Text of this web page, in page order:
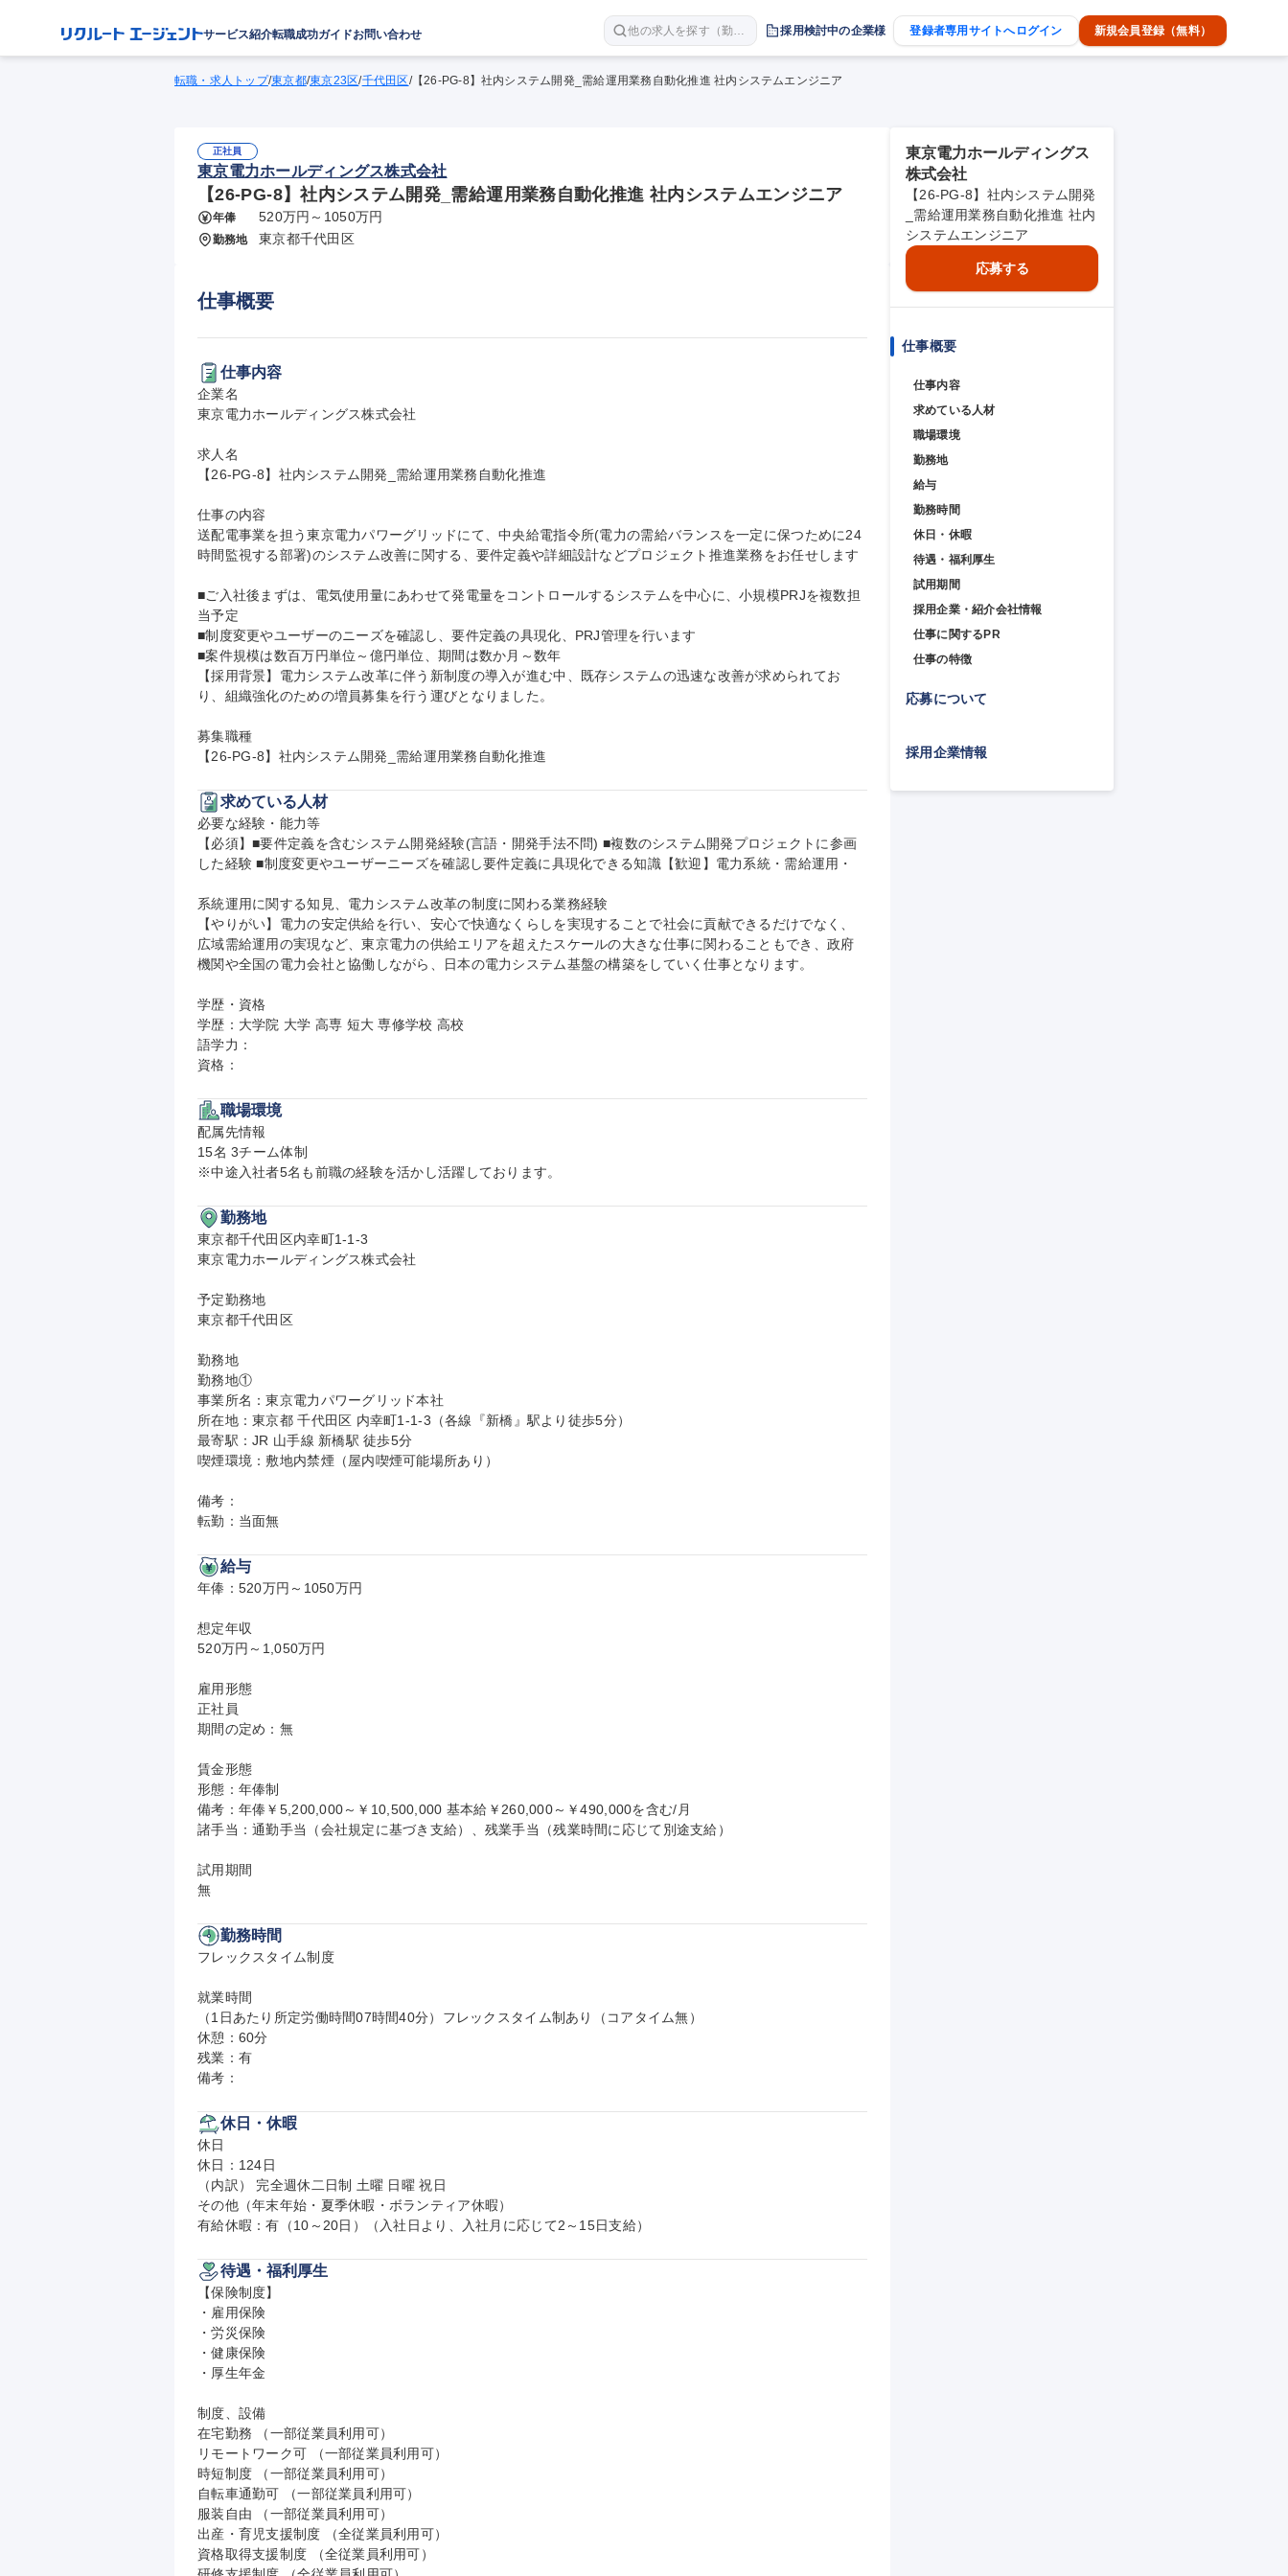
サービス紹介転職成功ガイドお問い合わせ
他の求人を探す（勤務
地 職種 年収など）
採用検討中の企業様 登録者専用サイトへログイン 新規会員登録（無料）
転職・求人トップ/東京都/東京23区/千代田区/【26-PG-8】社内システム開発_需給運用業務自動化推進 社内システムエンジニア
正社員
東京電力ホールディングス株式会社
【26-PG-8】社内システム開発_需給運用業務自動化推進 社内システムエンジニア
年俸 520万円～1050万円
勤務地 東京都千代田区
仕事概要
仕事内容
企業名
東京電力ホールディングス株式会社
求人名
【26-PG-8】社内システム開発_需給運用業務自動化推進
仕事の内容
送配電事業を担う東京電力パワーグリッドにて、中央給電指令所(電力の需給バランスを一定に保つために24
時間監視する部署)のシステム改善に関する、要件定義や詳細設計などプロジェクト推進業務をお任せします
■ご入社後まずは、電気使用量にあわせて発電量をコントロールするシステムを中心に、小規模PRJを複数担
当予定
■制度変更やユーザーのニーズを確認し、要件定義の具現化、PRJ管理を行います
■案件規模は数百万円単位～億円単位、期間は数か月～数年
【採用背景】電力システム改革に伴う新制度の導入が進む中、既存システムの迅速な改善が求められてお
り、組織強化のための増員募集を行う運びとなりました。
募集職種
【26-PG-8】社内システム開発_需給運用業務自動化推進
求めている人材
必要な経験・能力等
【必須】■要件定義を含むシステム開発経験(言語・開発手法不問) ■複数のシステム開発プロジェクトに参画
した経験 ■制度変更やユーザーニーズを確認し要件定義に具現化できる知識【歓迎】電力系統・需給運用・
系統運用に関する知見、電力システム改革の制度に関わる業務経験
【やりがい】電力の安定供給を行い、安心で快適なくらしを実現することで社会に貢献できるだけでなく、
広域需給運用の実現など、東京電力の供給エリアを超えたスケールの大きな仕事に関わることもでき、政府
機関や全国の電力会社と協働しながら、日本の電力システム基盤の構築をしていく仕事となります。
学歴・資格
学歴：大学院 大学 高専 短大 専修学校 高校
語学力：
資格：
職場環境
配属先情報
15名 3チーム体制
※中途入社者5名も前職の経験を活かし活躍しております。
勤務地
東京都千代田区内幸町1-1-3
東京電力ホールディングス株式会社
予定勤務地
東京都千代田区
勤務地
勤務地①
事業所名：東京電力パワーグリッド本社
所在地：東京都 千代田区 内幸町1-1-3（各線『新橋』駅より徒歩5分）
最寄駅：JR 山手線 新橋駅 徒歩5分
喫煙環境：敷地内禁煙（屋内喫煙可能場所あり）
備考：
転勤：当面無
給与
年俸：520万円～1050万円
想定年収
520万円～1,050万円
雇用形態
正社員
期間の定め：無
賃金形態
形態：年俸制
備考：年俸￥5,200,000～￥10,500,000 基本給￥260,000～￥490,000を含む/月
諸手当：通勤手当（会社規定に基づき支給）、残業手当（残業時間に応じて別途支給）
試用期間
無
勤務時間
フレックスタイム制度
就業時間
（1日あたり所定労働時間07時間40分）フレックスタイム制あり（コアタイム無）
休憩：60分
残業：有
備考：
休日・休暇
休日
休日：124日
（内訳） 完全週休二日制 土曜 日曜 祝日
その他（年末年始・夏季休暇・ボランティア休暇）
有給休暇：有（10～20日）（入社日より、入社月に応じて2～15日支給）
待遇・福利厚生
【保険制度】
・雇用保険
・労災保険
・健康保険
・厚生年金
制度、設備
在宅勤務 （一部従業員利用可）
リモートワーク可 （一部従業員利用可）
時短制度 （一部従業員利用可）
自転車通勤可 （一部従業員利用可）
服装自由 （一部従業員利用可）
出産・育児支援制度 （全従業員利用可）
資格取得支援制度 （全従業員利用可）
東京電力ホールディングス
株式会社
【26-PG-8】社内システム開発
_需給運用業務自動化推進 社内
システムエンジニア
応募する
仕事概要
仕事内容
求めている人材
職場環境
勤務地
給与
勤務時間
休日・休暇
待遇・福利厚生
試用期間
採用企業・紹介会社情報
仕事に関するPR
仕事の特徴
応募について
採用企業情報